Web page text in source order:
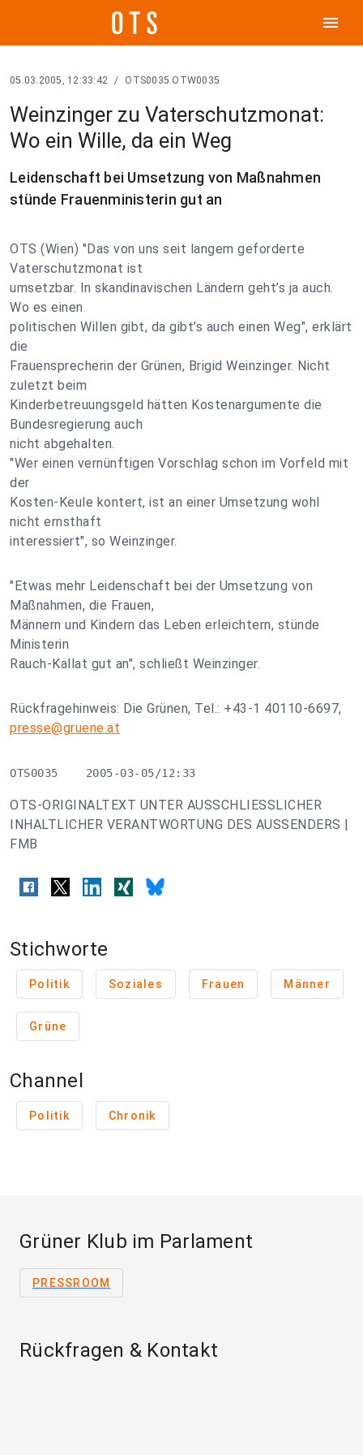
menu
05.03.2005, 12:33:42 / OTS0035 OTW0035
Weinzinger zu Vaterschutzmonat:
Wo ein Wille, da ein Weg
Leidenschaft bei Umsetzung von Maßnahmen
stünde Frauenministerin gut an
OTS (Wien) "Das von uns seit langem geforderte
Vaterschutzmonat ist
umsetzbar. In skandinavischen Ländern geht’s ja auch.
Wo es einen
politischen Willen gibt, da gibt’s auch einen Weg", erklärt
die
Frauensprecherin der Grünen, Brigid Weinzinger. Nicht
zuletzt beim
Kinderbetreuungsgeld hätten Kostenargumente die
Bundesregierung auch
nicht abgehalten.
"Wer einen vernünftigen Vorschlag schon im Vorfeld mit
der
Kosten-Keule kontert, ist an einer Umsetzung wohl
nicht ernsthaft
interessiert", so Weinzinger.
"Etwas mehr Leidenschaft bei der Umsetzung von
Maßnahmen, die Frauen,
Männern und Kindern das Leben erleichtern, stünde
Ministerin
Rauch-Kallat gut an", schließt Weinzinger.
Rückfragehinweis: Die Grünen, Tel.: +43-1 40110-6697,
presse@gruene.at
OTS0035    2005-03-05/12:33
OTS-ORIGINALTEXT UNTER AUSSCHLIESSLICHER
INHALTLICHER VERANTWORTUNG DES AUSSENDERS |
FMB
Stichworte
Politik Soziales Frauen Männer
Grüne
Channel
Politik Chronik
Grüner Klub im Parlament
PRESSROOM
Rückfragen & Kontakt